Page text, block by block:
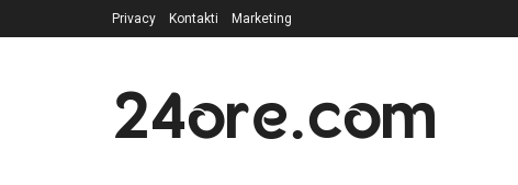
Privacy Kontakti Marketing
24ore.com